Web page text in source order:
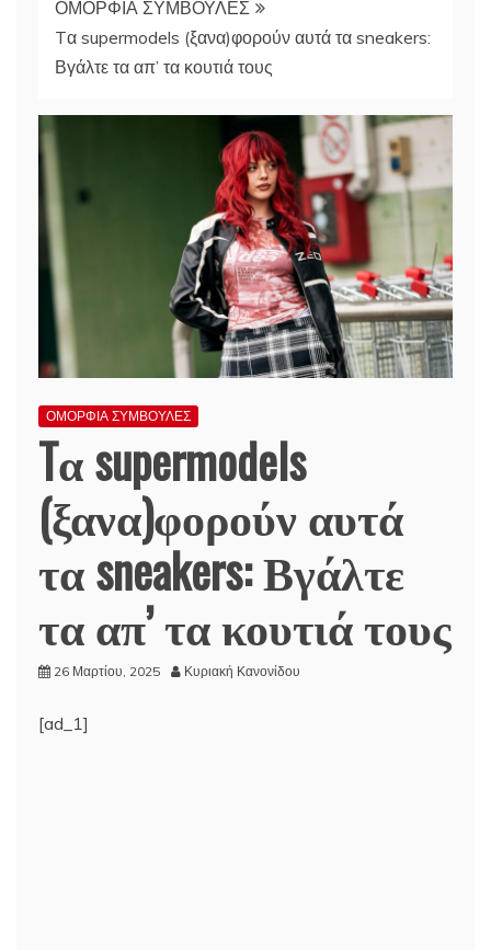
ΟΜΟΡΦΙΑ ΣΥΜΒΟΥΛΕΣ
Tα supermodels (ξανα)φορούν αυτά τα sneakers:
Βγάλτε τα απ’ τα κουτιά τους
ΟΜΟΡΦΙΑ ΣΥΜΒΟΥΛΕΣ
Tα supermodels
(ξανα)φορούν αυτά
τα sneakers: Βγάλτε
τα απ’ τα κουτιά τους
26 Μαρτίου, 2025 Κυριακή Κανονίδου
[ad_1]